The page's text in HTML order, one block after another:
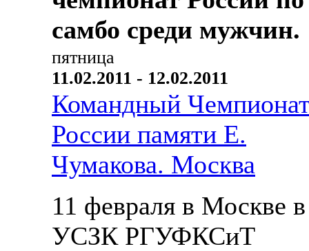
самбо среди мужчин.
пятница
11.02.2011 - 12.02.2011
Командный
России памяти Е.
Чумакова. Москва
11 февраля в Москве в
УСЗК РГУФКСиТ